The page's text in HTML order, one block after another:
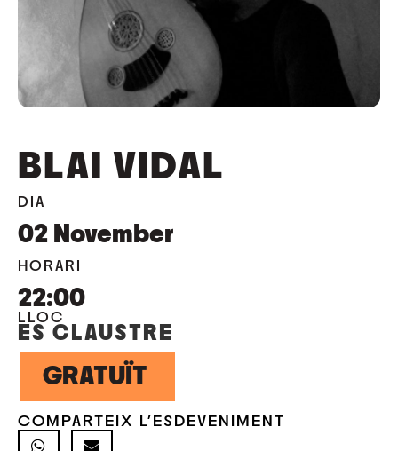
BLAI VIDAL
DIA
02 November
HORARI
22:00
LLOC
ES CLAUSTRE
GRATUÏT
COMPARTEIX L'ESDEVENIMENT